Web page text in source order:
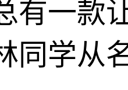
有一款
同学从